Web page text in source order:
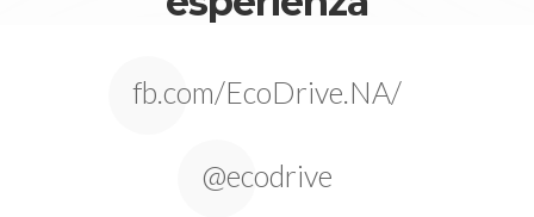
fb.com/EcoDrive.NA/
@ecodrive